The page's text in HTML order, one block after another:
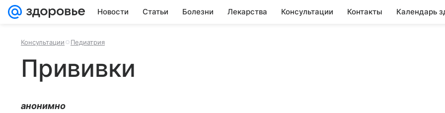
Новости Статьи Болезни Лекарства Консультации Контакты Календарь
Консультации Педиатрия
Прививки
анонимно